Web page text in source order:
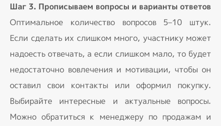
Шаг 3. Прописываем вопросы и варианты ответов
Оптимальное количество вопросов 5–10 штук.
Если сделать их слишком много, участнику может
надоесть отвечать, а если слишком мало, то будет
недостаточно вовлечения и мотивации, чтобы он
оставил свои контакты или оформил покупку.
Выбирайте интересные и актуальные вопросы.
Можно обратиться к менеджеру по продажам и